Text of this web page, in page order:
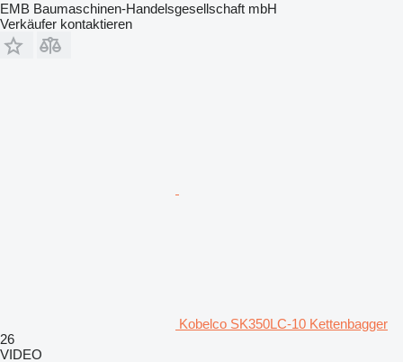
EMB Baumaschinen-Handelsgesellschaft mbH
Verkäufer kontaktieren
Kobelco SK350LC-10 Kettenbagger
26
VIDEO